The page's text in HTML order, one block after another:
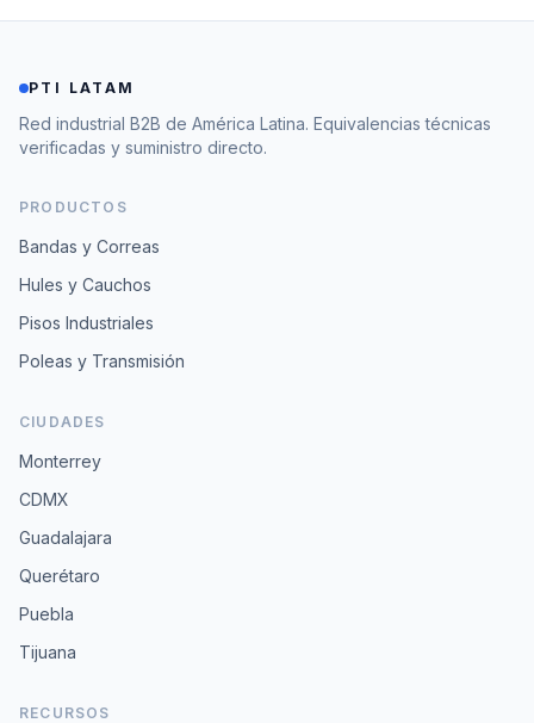
PTI LATAM
Red industrial B2B de América Latina. Equivalencias técnicas
verificadas y suministro directo.
PRODUCTOS
Bandas y Correas
Hules y Cauchos
Pisos Industriales
Poleas y Transmisión
CIUDADES
Monterrey
CDMX
Guadalajara
Querétaro
Puebla
Tijuana
RECURSOS